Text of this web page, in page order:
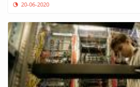
20-06-2020